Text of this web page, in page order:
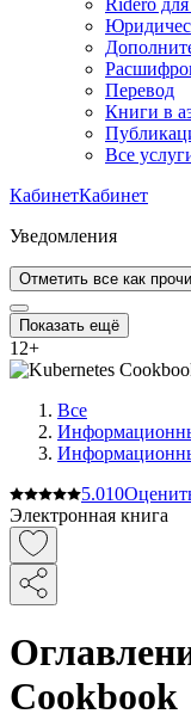
Rideró для
Перевод
Книги в
Все
КабинетКабинет
Уведомления
Отметить все как
Показать ещё
12+
Все
5.010
Электронная книга
Cookbook